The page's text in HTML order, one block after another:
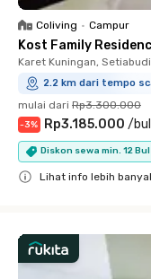
Coliving • Campur
Kost Family
Karet Kuningan, Setiabudi
2.2 km dari tempo
mulai dari Rp3.300.000
-3% Rp3.185.000 /
Diskon sewa min. 12
Lihat info lebih